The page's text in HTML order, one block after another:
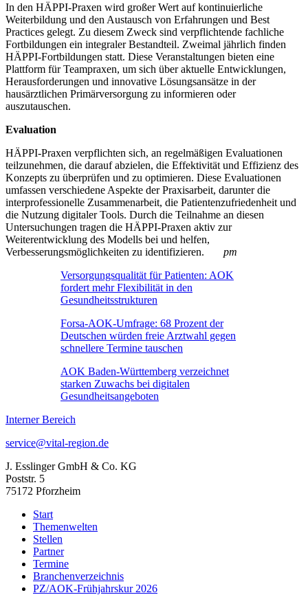
In den HÄPPI-Praxen wird großer Wert auf kontinuierliche
Weiterbildung und den Austausch von Erfahrungen und Best
Practices gelegt. Zu diesem Zweck sind verpflichtende fachliche
Fortbildungen ein integraler Bestandteil. Zweimal jährlich finden
HÄPPI-Fortbildungen statt. Diese Veranstaltungen bieten eine
Plattform für Teampraxen, um sich über aktuelle Entwicklungen,
Herausforderungen und innovative Lösungsansätze in der
hausärztlichen Primärversorgung zu informieren oder
auszutauschen.
Evaluation
HÄPPI-Praxen verpflichten sich, an regelmäßigen Evaluationen
teilzunehmen, die darauf abzielen, die Effektivität und Effizienz des
Konzepts zu überprüfen und zu optimieren. Diese Evaluationen
umfassen verschiedene Aspekte der Praxisarbeit, darunter die
interprofessionelle Zusammenarbeit, die Patientenzufriedenheit und
die Nutzung digitaler Tools. Durch die Teilnahme an diesen
Untersuchungen tragen die HÄPPI-Praxen aktiv zur
Weiterentwicklung des Modells bei und helfen,
Verbesserungsmöglichkeiten zu identifizieren. pm
Versorgungsqualität für Patienten: AOK
fordert mehr Flexibilität in den
Gesundheitsstrukturen
Forsa-AOK-Umfrage: 68 Prozent der
Deutschen würden freie Arztwahl gegen
schnellere Termine tauschen
AOK Baden-Württemberg verzeichnet
starken Zuwachs bei digitalen
Gesundheitsangeboten
Interner Bereich
service@vital-region.de
J. Esslinger GmbH & Co. KG
Poststr. 5
75172 Pforzheim
Start
Themenwelten
Stellen
Partner
Termine
Branchenverzeichnis
PZ/AOK-Frühjahrskur 2026